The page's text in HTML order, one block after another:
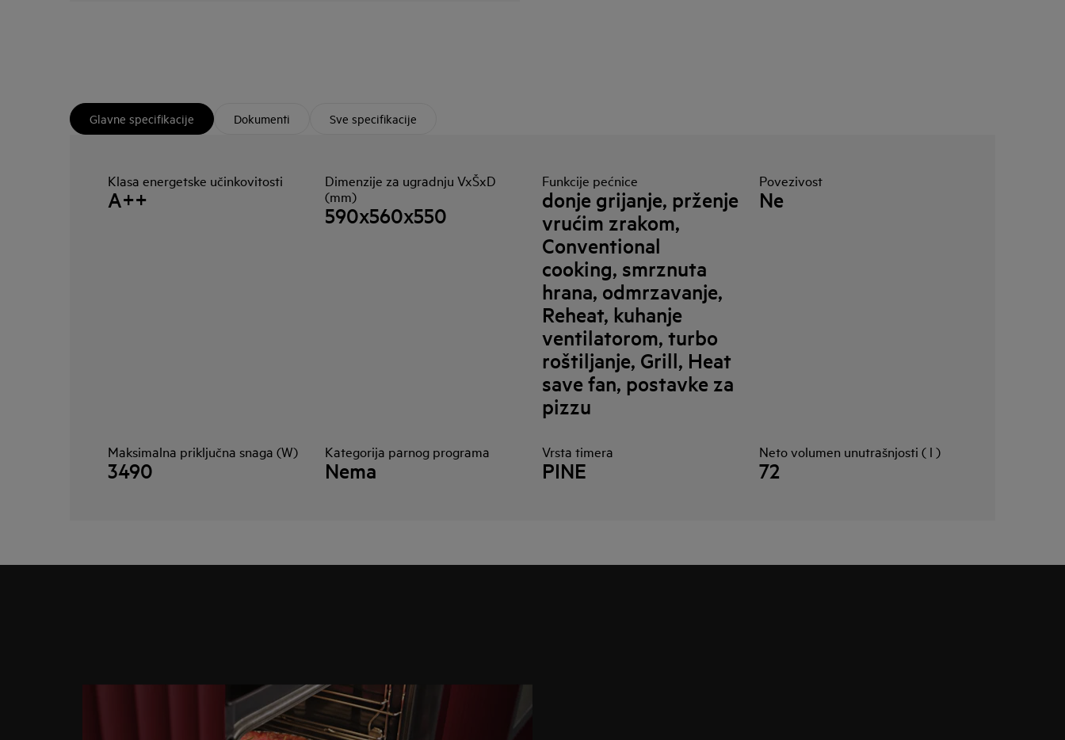
Glavne specifikacije Dokumenti Sve specifikacije
Klasa energetske učinkovitosti
A++
Dimenzije za ugradnju VxŠxD
(mm)
590x560x550
Funkcije pećnice
donje grijanje, prženje
vrućim zrakom,
Conventional
cooking, smrznuta
hrana, odmrzavanje,
Reheat, kuhanje
ventilatorom, turbo
roštiljanje, Grill, Heat
save fan, postavke za
pizzu
Povezivost
Ne
Maksimalna priključna snaga (W)
3490
Kategorija parnog programa
Nema
Vrsta timera
PINE
Neto volumen unutrašnjosti ( l )
72